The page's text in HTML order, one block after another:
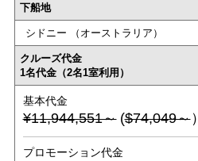
下船地
シドニー （オーストラリア）
クルーズ代金
1名代金（2名1室利用）
基本代金
¥11,944,551～ ($74,049～）
プロモーション代金